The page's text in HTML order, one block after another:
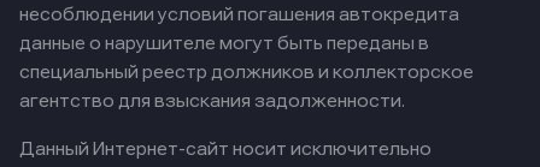
несоблюдении условий погашения автокредита
данные о нарушителе могут быть переданы в
специальный реестр должников и коллекторское
агентство для взыскания задолженности.
Данный Интернет-сайт носит исключительно